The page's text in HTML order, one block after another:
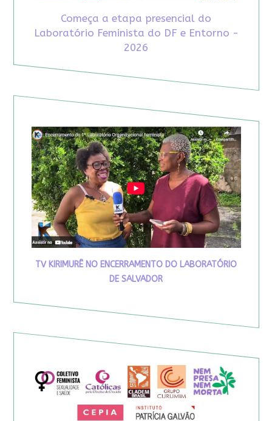
Começa a etapa presencial do
Laboratório Feminista do DF e Entorno -
2026
TV KIRIMURÊ NO ENCERRAMENTO DO LABORATÓRIO
DE SALVADOR